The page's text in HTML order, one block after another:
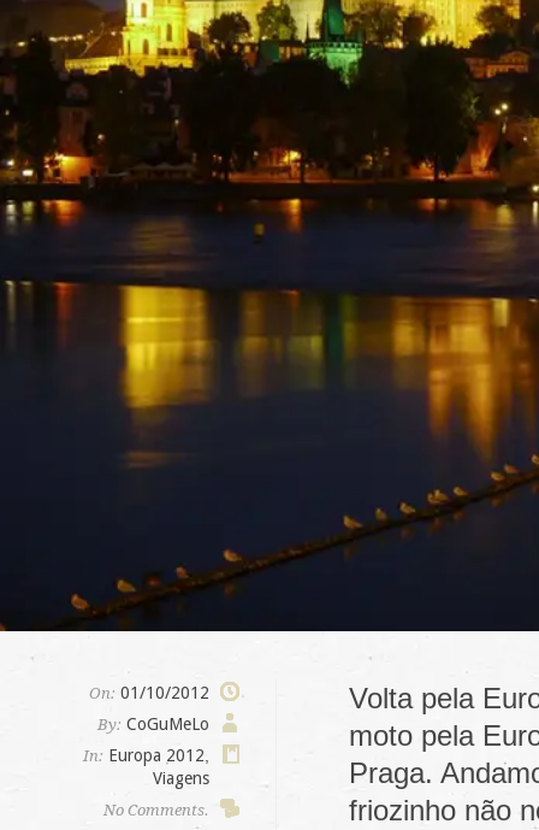
On: 01/10/2012
By: CoGuMeLo
In: Europa 2012
Viagens
No Comments.
Volta pela
moto pela
Praga.
friozinho não